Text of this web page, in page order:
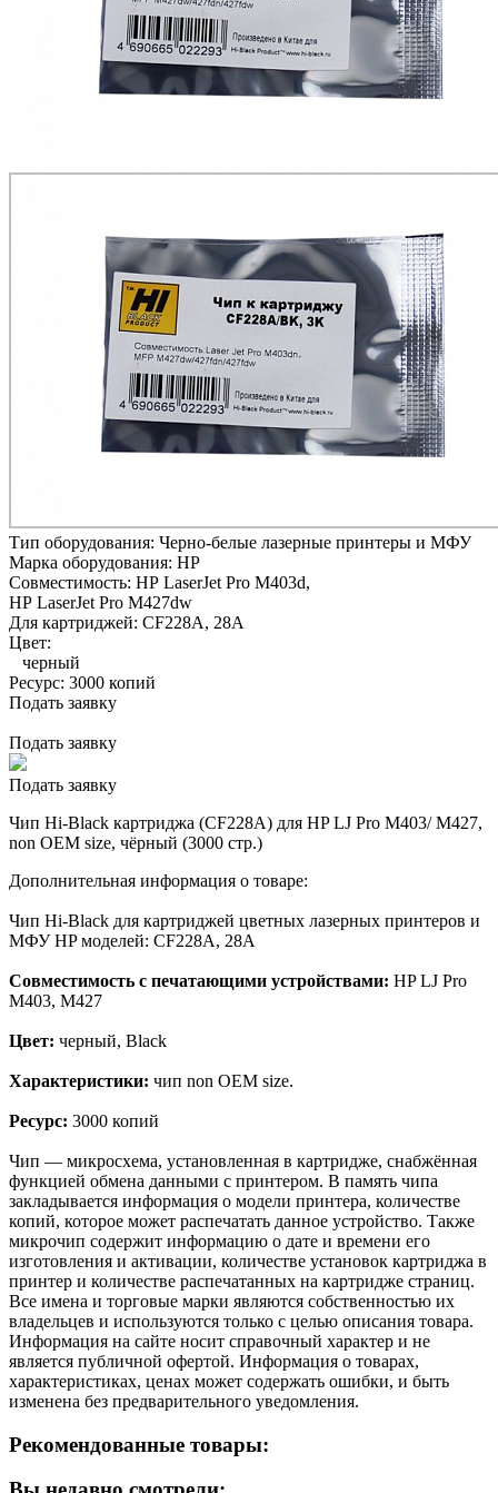
Тип оборудования: Черно-белые лазерные принтеры и МФУ
Марка оборудования: HP
Совместимость: HP LaserJet Pro M403d,
HP LaserJet Pro M427dw
Для картриджей: CF228A, 28A
Цвет:
черный
Ресурс: 3000 копий
Подать заявку
Подать заявку
Подать заявку
Чип Hi-Black картриджа (CF228A) для HP LJ Pro M403/ M427,
non OEM size, чёрный (3000 стр.)
Дополнительная информация о товаре:
Чип Hi-Black для картриджей цветных лазерных принтеров и
МФУ HP моделей: CF228A, 28A
Совместимость с печатающими устройствами: HP LJ Pro
M403, M427
Цвет: черный, Black
Характеристики: чип non OEM size.
Ресурс: 3000 копий
Чип — микросхема, установленная в картридже, снабжённая
функцией обмена данными с принтером. В память чипа
закладывается информация о модели принтера, количестве
копий, которое может распечатать данное устройство. Также
микрочип содержит информацию о дате и времени его
изготовления и активации, количестве установок картриджа в
принтер и количестве распечатанных на картридже страниц.
Все имена и торговые марки являются собственностью их
владельцев и используются только с целью описания товара.
Информация на сайте носит справочный характер и не
является публичной офертой. Информация о товарах,
характеристиках, ценах может содержать ошибки, и быть
изменена без предварительного уведомления.
Рекомендованные товары: